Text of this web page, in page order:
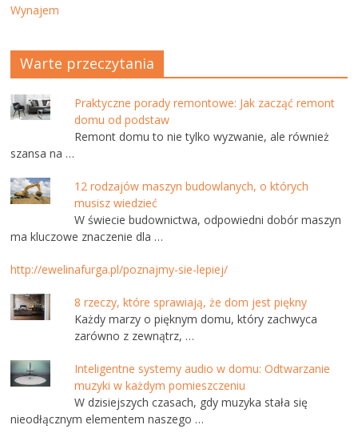
Wynajem
Warte przeczytania
Praktyczne porady remontowe: Jak zacząć remont
domu od podstaw
Remont domu to nie tylko wyzwanie, ale również
szansa na …
12 rodzajów maszyn budowlanych, o których
musisz wiedzieć
W świecie budownictwa, odpowiedni dobór maszyn
ma kluczowe znaczenie dla …
http://ewelinafurga.pl/poznajmy-sie-lepiej/
8 rzeczy, które sprawiają, że dom jest piękny
Każdy marzy o pięknym domu, który zachwyca
zarówno z zewnątrz, …
Inteligentne systemy audio w domu: Odtwarzanie
muzyki w każdym pomieszczeniu
W dzisiejszych czasach, gdy muzyka stała się
nieodłącznym elementem naszego …